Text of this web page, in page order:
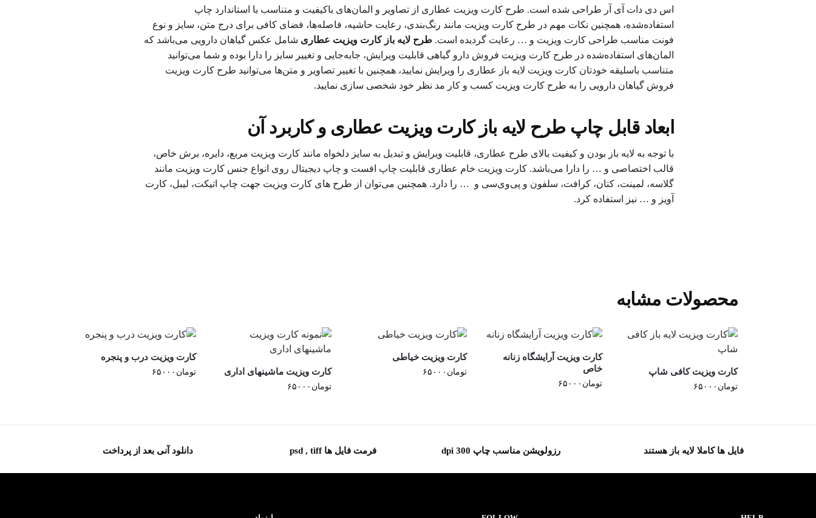
اس دی دات آی آر طراحی شده است. طرح کارت ویزیت عطاری از تصاویر و المان‌های باکیفیت و متناسب با استاندارد چاپ
استفاده‌شده، همچنین نکات مهم در طرح کارت ویزیت مانند رنگ‌بندی، رعایت حاشیه، فاصله‌ها، فضای کافی برای درج متن، سایز و نوع
فونت مناسب طراحی کارت ویزیت و … رعایت گردیده است. طرح لایه باز کارت ویزیت عطاری شامل عکس گیاهان دارویی می‌باشد که
المان‌های استفاده‌شده در طرح کارت ویزیت فروش دارو گیاهی قابلیت ویرایش، جابه‌جایی و تغییر سایز را دارا بوده و شما می‌توانید
متناسب باسلیقه خودتان کارت ویزیت لایه باز عطاری را ویرایش نمایید، همچنین با تغییر تصاویر و متن‌ها می‌توانید طرح کارت ویزیت
فروش گیاهان دارویی را به طرح کارت ویزیت کسب و کار مد نظر خود شخصی سازی نمایید.
ابعاد قابل چاپ طرح لایه باز کارت ویزیت عطاری و کاربرد آن
با توجه به لایه باز بودن و کیفیت بالای طرح عطاری، قابلیت ویرایش و تبدیل به سایز دلخواه مانند کارت ویزیت مربع، دایره، برش خاص،
قالب اختصاصی و … را دارا می‌باشد. کارت ویزیت خام عطاری قابلیت چاپ افست و چاپ دیجیتال روی انواع جنس کارت ویزیت مانند
گلاسه، لمینت، کتان، کرافت، سلفون و پی‌وی‌سی و … را دارد. همچنین می‌توان از طرح های کارت ویزیت جهت چاپ اتیکت، لیبل، کارت
آویز و … نیز استفاده کرد.
محصولات مشابه
کارت ویزیت کافی شاپ
تومان ۶۵۰۰۰
کارت ویزیت آرایشگاه زنانه
خاص
تومان ۶۵۰۰۰
کارت ویزیت خیاطی
تومان ۶۵۰۰۰ کارت ویزیت ماشینهای اداری
تومان ۶۵۰۰۰
کارت ویزیت درب و پنجره
تومان ۶۵۰۰۰
فایل ها کاملا لایه باز هستند رزولویشن مناسب چاپ 300 dpi فرمت فایل ها psd , tiff دانلود آنی بعد از پرداخت